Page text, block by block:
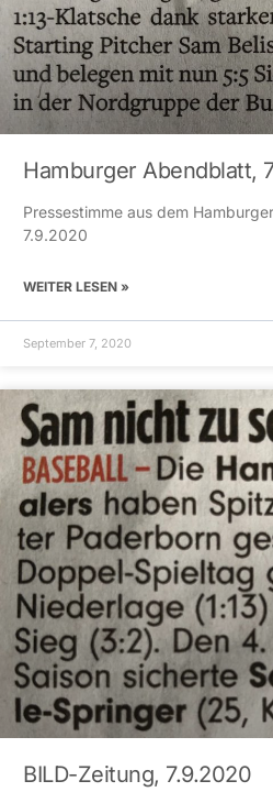
Hamburger Abendblatt,
Pressestimme aus dem
7.9.2020
WEITER LESEN »
September 7, 2020
BILD-Zeitung, 7.9.2020